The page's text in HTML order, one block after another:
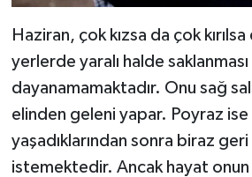
Haziran, çok kızsa da çok
yerlerde yaralı halde
dayanamamaktadır. Onu sağ
elinden geleni yapar. Poyraz
yaşadıklarından sonra biraz
istemektedir. Ancak hayat onun